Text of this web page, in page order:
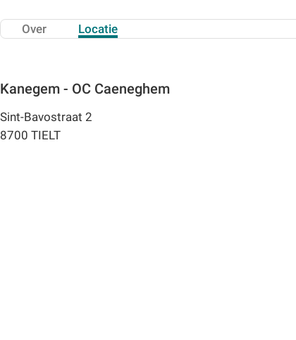
Over Locatie
Kanegem - OC Caeneghem
Sint-Bavostraat 2
8700 TIELT